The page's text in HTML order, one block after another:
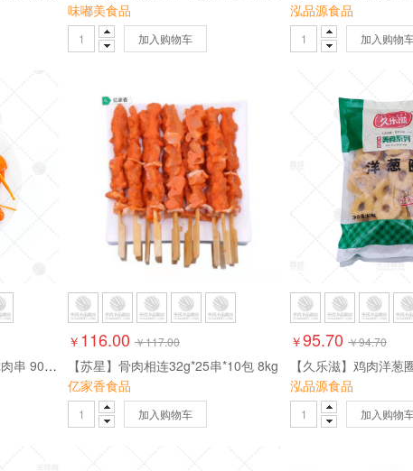
味嘟美食品
加入购物车
泓品源食品
加入购物
【易化冻】【鲁不二】 迷你肉串 900g*10包 9kg
￥ 116.00 ￥117.00
【苏星】骨肉相连32g*25串*10包 8kg
亿家香食品
加入购物车
￥95.70 ￥94.70
泓品源食品
加入购物